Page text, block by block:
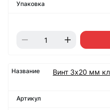
Винт 3х20 мм